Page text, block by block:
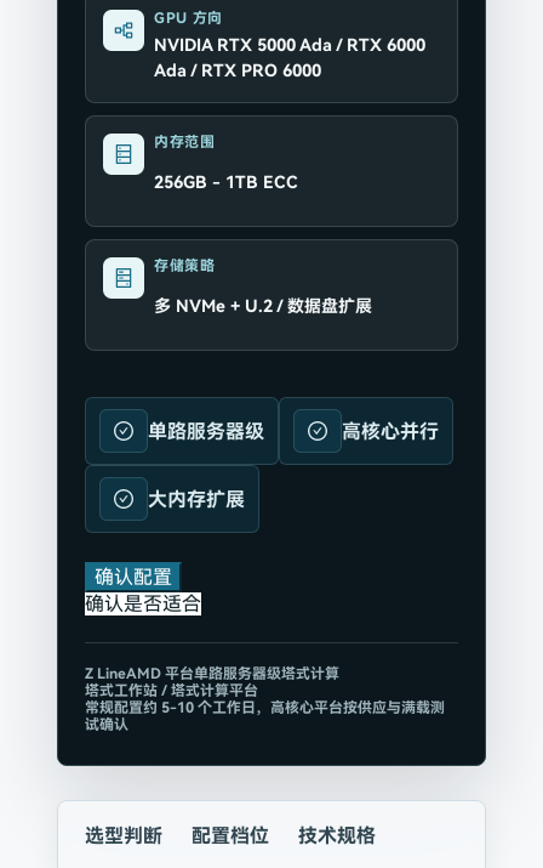
GPU 方向
NVIDIA RTX 5000 Ada / RTX 6000
Ada / RTX PRO 6000
内存范围
256GB - 1TB ECC
存储策略
多 NVMe + U.2 / 数据盘扩展
单路服务器级 高核心并行
大内存扩展
确认配置
确认是否适合
ZLineAMD 平台单路服务器级塔式计算
塔式工作站 / 塔式计算平台
常规配置约 5-10 个工作日，高核心平台按供应与满载测
试确认
选型判断 配置档位
技术规格